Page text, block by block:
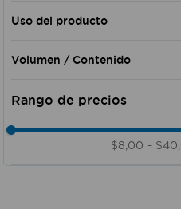
Pomo
175 Monta Fácil
166 Tradicional
Cerrojo
Juego de manija
Uso del producto
Doméstico - Comercial
Residencial
Comercial - Residencial -
Volumen / Contenido
$8,00 –